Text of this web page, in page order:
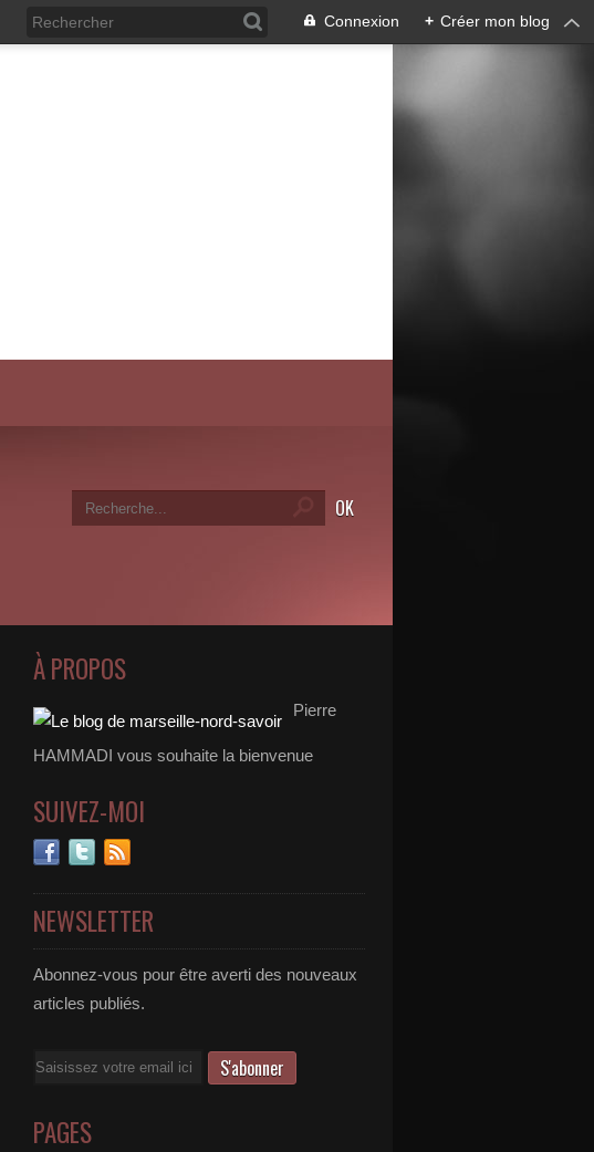
Connexion + Créer mon blog
À PROPOS
Pierre
HAMMADI vous souhaite la bienvenue
SUIVEZ-MOI
NEWSLETTER
Abonnez-vous pour être averti des nouveaux
articles publiés.
Email
PAGES